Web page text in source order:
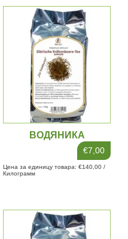
ВОДЯНИКА
СИБИРСКАЯ€7,00
Цена за единицу товара: €140,00 /
Килограмм